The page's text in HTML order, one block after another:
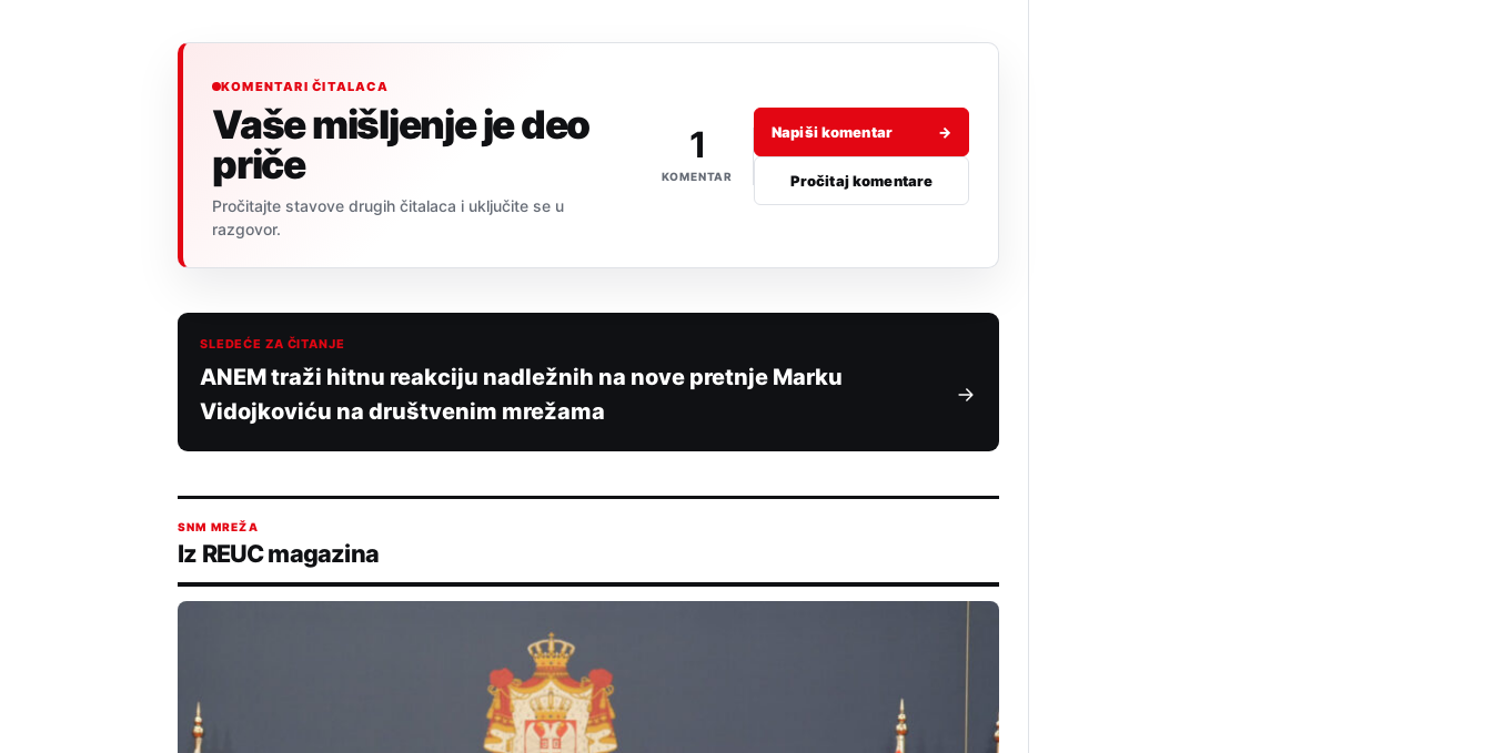
KOMENTARI ČITALACA
Vaše mišljenje je deo
priče
Pročitajte stavove drugih čitalaca i uključite se u
razgovor.
1
KOMENTAR
Napiši komentar →
Pročitaj komentare
SLEDEĆE ZA ČITANJE
ANEM traži hitnu reakciju nadležnih na nove pretnje Marku
Vidojkoviću na društvenim mrežama
SNM MREŽA
Iz REUC magazina